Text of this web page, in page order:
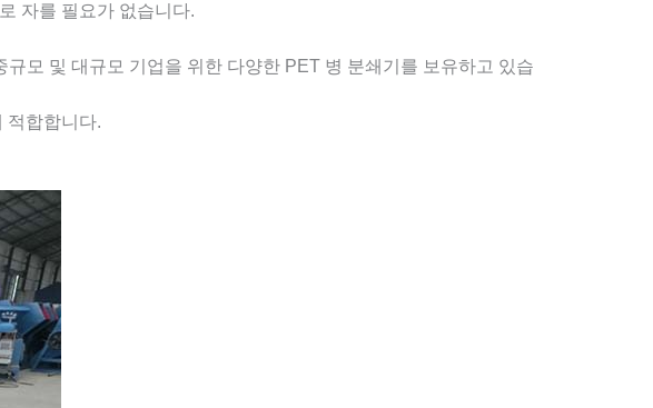
자를 필요가 없습니다.
모 및 대규모 기업을 위한 다양한 PET 병 분쇄기를 보유하고 있습
적합합니다.